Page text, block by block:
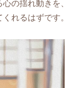
の揺れ動きを、
れるはずです。